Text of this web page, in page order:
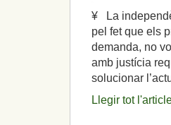
¥ La
pel fet que els
demanda, no
amb justícia
solucionar
Llegir tot